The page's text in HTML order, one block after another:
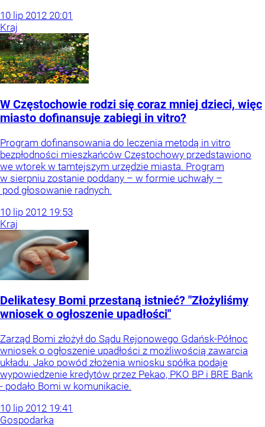
10 lip 2012 20:01
Kraj
W Częstochowie rodzi się coraz mniej dzieci, więc
miasto dofinansuje zabiegi in vitro?
Program dofinansowania do leczenia metodą in vitro
bezpłodności mieszkańców Częstochowy przedstawiono
we wtorek w tamtejszym urzędzie miasta. Program
w sierpniu zostanie poddany – w formie uchwały –
pod głosowanie radnych.
10 lip 2012 19:53
Kraj
Delikatesy Bomi przestaną istnieć? "Złożyliśmy
wniosek o ogłoszenie upadłości"
Zarząd Bomi złożył do Sądu Rejonowego Gdańsk-Północ
wniosek o ogłoszenie upadłości z możliwością zawarcia
układu. Jako powód złożenia wniosku spółka podaje
wypowiedzenie kredytów przez Pekao, PKO BP i BRE Bank
- podało Bomi w komunikacie.
10 lip 2012 19:41
Gospodarka